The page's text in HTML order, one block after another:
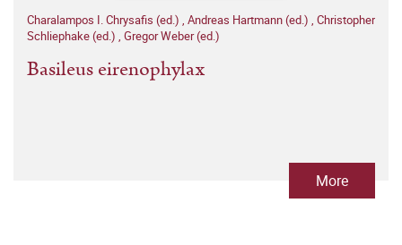
Charalampos I. Chrysafis (ed.) , Andreas Hartmann (ed.) , Christopher
Schliephake (ed.) , Gregor Weber (ed.)
Basileus eirenophylax
More